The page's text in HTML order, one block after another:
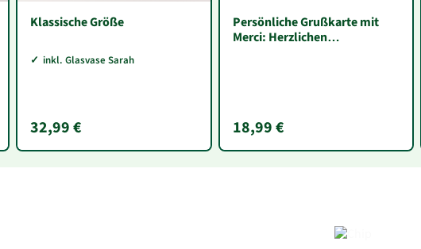
Klassische Größe
inkl. Glasvase Sarah
32,99 €
Persönliche Grußkarte mit
Merci: Herzlichen
18,99 €